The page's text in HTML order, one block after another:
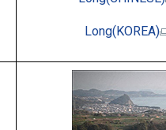
Long(KOREA)